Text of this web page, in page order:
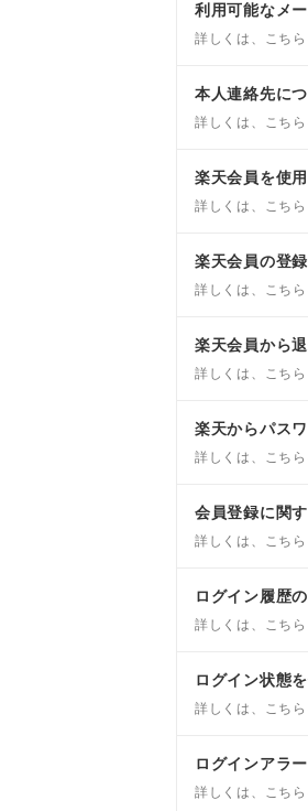
利用可能なメ
詳しくは、こちら
本人連絡先に
詳しくは、こちら
楽天会員を使
詳しくは、こちら
楽天会員の登
詳しくは、こちら
楽天会員から
詳しくは、こちら
楽天からパス
詳しくは、こちら
会員登録に関
詳しくは、こちら
ログイン履歴
詳しくは、こちら
ログイン状態
詳しくは、こちら
ログインアラ
詳しくは、こちら